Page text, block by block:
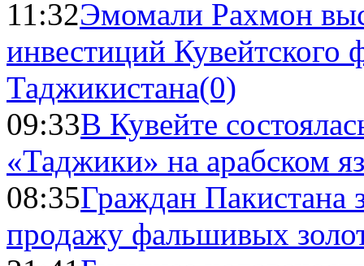
11:32Эмомали Рахмон
инвестиций Кувейтского
Таджикистана(0)
09:33В Кувейте
«Таджики» на арабском
08:35Граждан Пакистана
продажу фальшивых